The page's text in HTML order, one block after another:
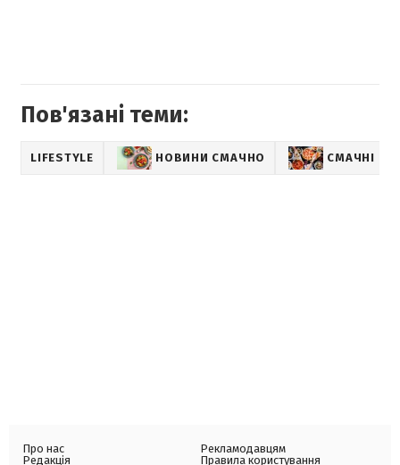
Пов'язані теми:
LIFESTYLE НОВИНИ СМАЧНО СМАЧНІ
Про нас
Редакція
Рекламодавцям
Правила користування